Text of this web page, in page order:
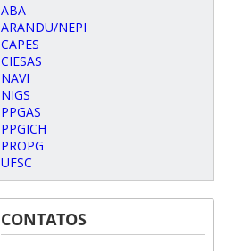
ABA
ARANDU/NEPI
CAPES
CIESAS
NAVI
NIGS
PPGAS
PPGICH
PROPG
UFSC
CONTATOS